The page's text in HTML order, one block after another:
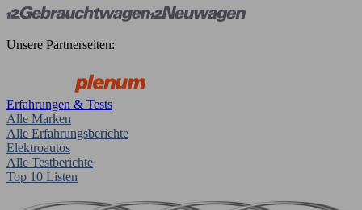
Unsere Partnerseiten:
Erfahrungen & Tests
Alle Marken
Alle Erfahrungsberichte
Elektroautos
Alle Testberichte
Top 10 Listen